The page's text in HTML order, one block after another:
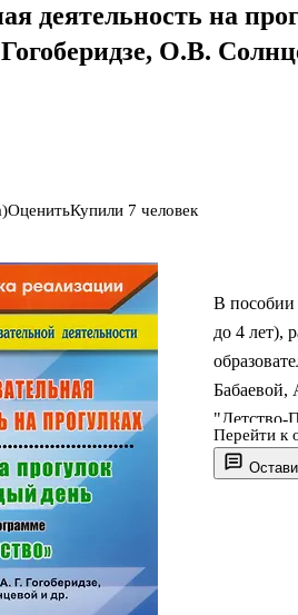
В пособии
до 4 лет),
Бабаевой,
"Детство-
ориентиры
Перейти к
деятельность на
О.В.
ОценитьКупили 7 человек